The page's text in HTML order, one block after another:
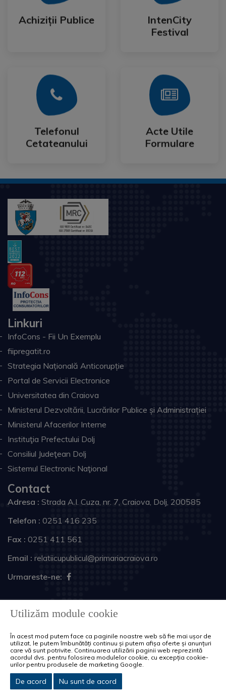
Achiziții Publice
Achiziții Publice
IntenCity
Festival
IntenCity
Festival
Telefonul
Cetateanului
Telefonul
Cetateanului
Mai Mult
Acte Utile
Formulare
Acte Utile
Formulare
Mai Mult
Linkuri
InfoCons - Fii Un Exemplu
fiipregatit.ro
Strategia Națională Anticorupție
Portal de Servicii Electronice
Universitatea din Craiova
Ministerul Dezvoltării, Lucrărilor Publice și Administrației
Ministerul Afacerilor Interne
Instituţia Prefectului Dolj
Consiliul Judeţean Dolj
Sistemul Electronic Naţional
Contact
Adresa : Strada A.I. Cuza, nr. 7, Craiova, Dolj, 200585
Telefon : 0251 416 235
Fax : 0251 411 561
Email : relatiicupublicul@primariacraiova.ro
Urmareste-ne:
drepturile rezervate.
Harta site
Politica de cookie-uri
Utilizăm module cookie
În acest mod putem face ca paginile noastre web să fie mai ușor de
utilizat, le putem îmbunătăți continuu și putem afișa oferte și anunțuri
care vă sunt potrivite. Continuarea utilizării paginii web reprezintă
acordul dvs. pentru folosirea modulelor cookie, cu excepția cookie-
urilor pentru produsele de marketing Google.
De acord Nu sunt de acord